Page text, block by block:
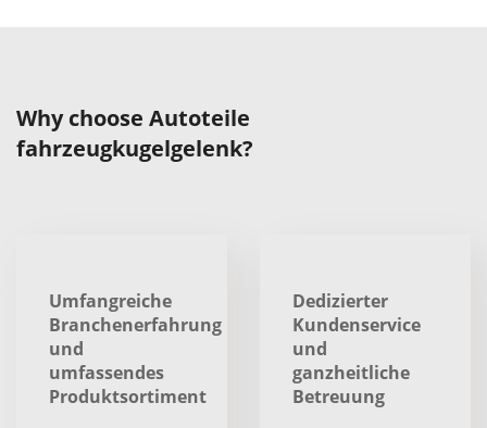
Why choose Autoteile
fahrzeugkugelgelenk?
Umfangreiche
Branchenerfahrung
und
umfassendes
Produktsortiment
Dedizierter
Kundenservice
und
ganzheitliche
Betreuung